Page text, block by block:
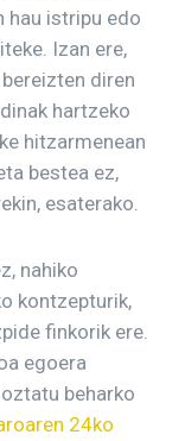
hau istripu edo
Izan ere,
diren
hartzeko
hitzarmenean
bestea ez,
esaterako.
nahiko
kontzepturik,
finkorik ere.
egoera
beharko
24ko